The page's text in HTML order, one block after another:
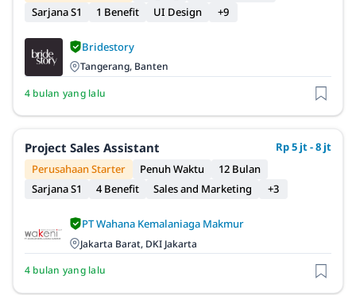
Sarjana S1
1 Benefit UI Design +9
Bridestory
Tangerang, Banten
4 bulan yang lalu
Project Sales Assistant
Rp 5 jt - 8 jt
Perusahaan Starter
Penuh Waktu
12 Bulan
Sarjana S1
4 Benefit Sales and Marketing +3
PT Wahana Kemalaniaga Makmur
Jakarta Barat, DKI Jakarta
4 bulan yang lalu